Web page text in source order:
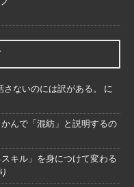
ないのには訳がある。
に
んで「混紡」と説明するの
キル」を身につけて変わる